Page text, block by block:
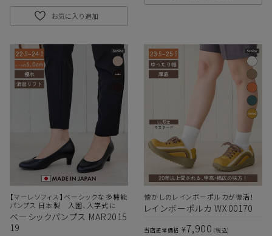
お気に入り追加
【マーレソフィス】ベーシックな多機能
パンプス 日本製 入園、入学式に
ベーシックパンプス MAR2015
19
懐かしのレインボーポルカが復活！
レインボーポルカ WX00170
当店通常価格 ¥7,900 税込